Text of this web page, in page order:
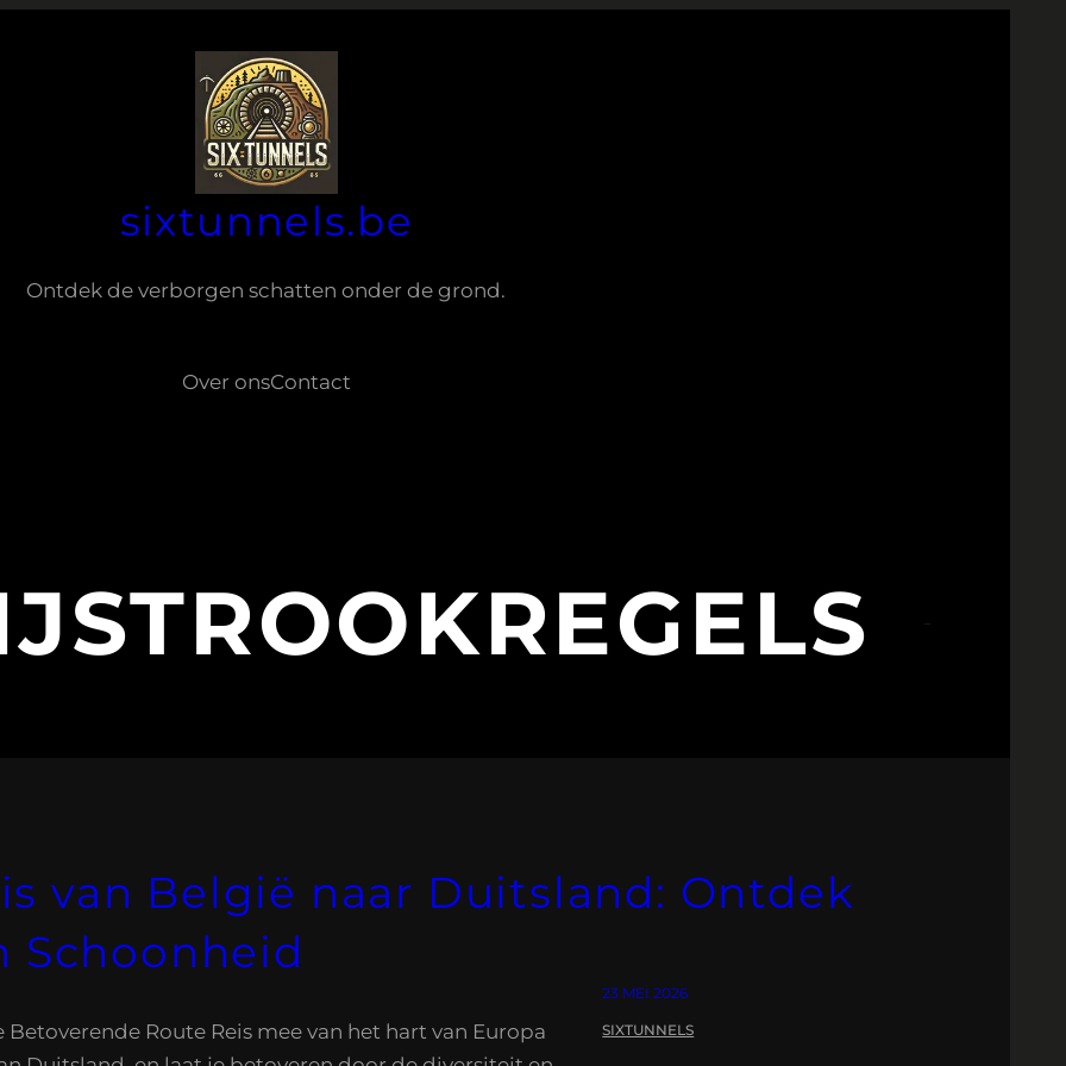
sixtunnels.be
Ontdek de verborgen schatten onder de grond.
Over onsContact
van België naar Duitsland: Ontdek
Schoonheid
Route Reis mee van het hart van Europa
23 MEI 2026
SIXTUNNELS